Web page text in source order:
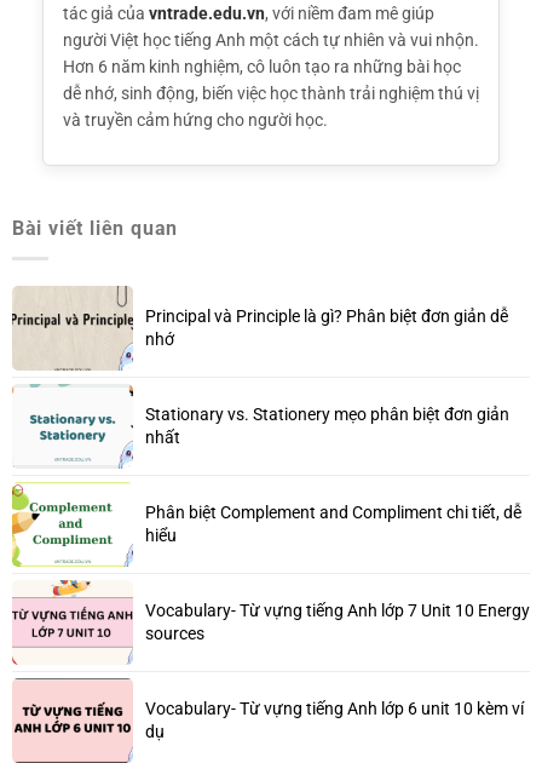
tác giả của vntrade.edu.vn, với niềm đam mê giúp
người Việt học tiếng Anh một cách tự nhiên và vui nhộn.
Hơn 6 năm kinh nghiệm, cô luôn tạo ra những bài học
dễ nhớ, sinh động, biến việc học thành trải nghiệm thú vị
và truyền cảm hứng cho người học.
Bài viết liên quan
Principal và Principle là gì? Phân biệt đơn giản dễ
nhớ
Stationary vs. Stationery mẹo phân biệt đơn giản
nhất
Phân biệt Complement and Compliment chi tiết, dễ
hiểu
Vocabulary- Từ vựng tiếng Anh lớp 7 Unit 10 Energy
sources
Vocabulary- Từ vựng tiếng Anh lớp 6 unit 10 kèm ví
dụ